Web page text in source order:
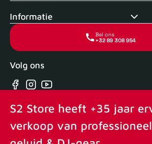
Informatie
Bel ons
+32 89 308 954
Volg ons
Facebook
Instagram
YouTube
S2 Store heeft +35 jaar
verkoop van